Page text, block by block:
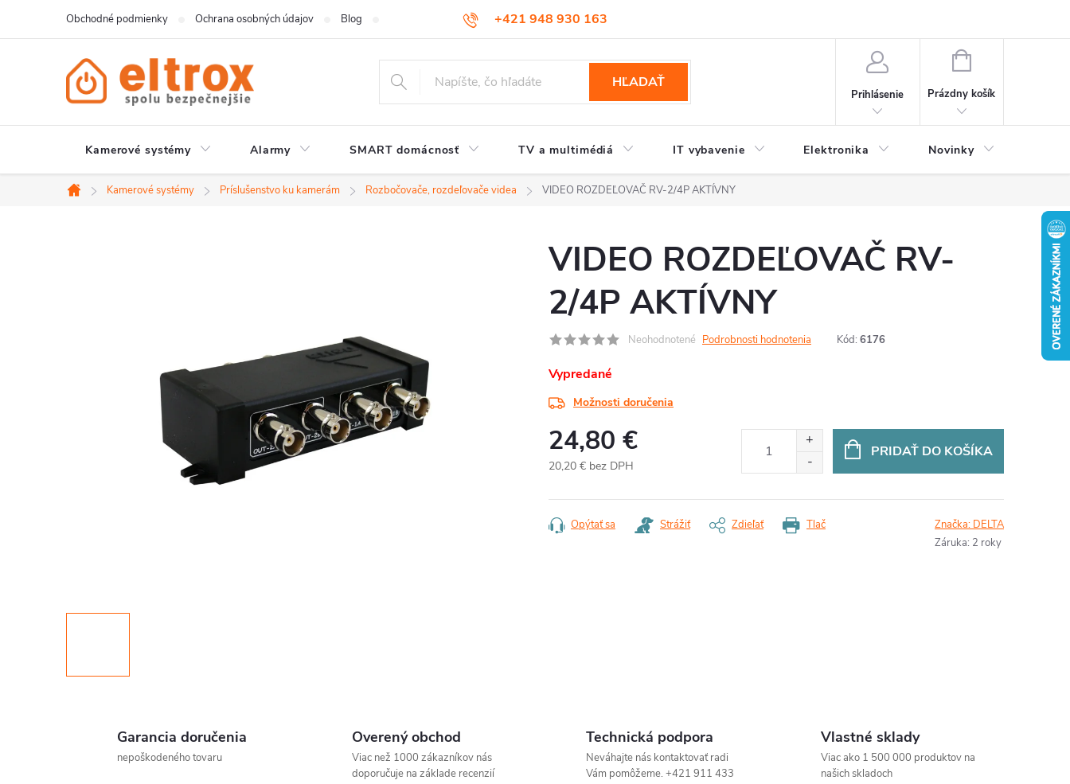
+421 948 930 163
Obchodné podmienky Ochrana osobných údajov Blog
HĽADAŤ
Prihlásenie
NÁKUPNÝ
Prázdny košík
Kamerové systémy Alarmy SMART domácnosť TV a multimédiá IT vybavenie Elektronika Novinky
Domov
Kamerové systémy Príslušenstvo ku kamerám Rozbočovače, rozdeľovače videa VIDEO ROZDEĽOVAČ RV-2/4P AKTÍVNY
VIDEO ROZDEĽOVAČ RV-
2/4P AKTÍVNY
Neohodnotené Podrobnosti hodnotenia Kód: 6176
Vypredané
Možnosti doručenia
24,80 €
20,20 € bez DPH
cena:
PRIDAŤ DO KOŠÍKA
Tlač
Opýtať sa Strážiť Zdieľať Značka: DELTA
Záruka: 2 roky
Garancia doručenia
nepoškodeného tovaru
Overený obchod
Viac než 1000 zákazníkov nás
doporučuje na základe recenzií
Technická podpora
Neváhajte nás kontaktovať radi
Vám pomôžeme. +421 911 433
Vlastné sklady
Viac ako 1 500 000 produktov na
našich skladoch